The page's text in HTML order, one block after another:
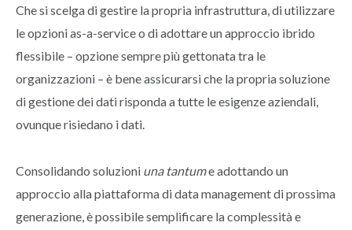
Che si scelga di gestire la propria infrastruttura, di utilizzare
le opzioni as-a-service o di adottare un approccio ibrido
flessibile – opzione sempre più gettonata tra le
organizzazioni – è bene assicurarsi che la propria soluzione
di gestione dei dati risponda a tutte le esigenze aziendali,
ovunque risiedano i dati.
Consolidando soluzioni una tantume adottando un
approccio alla piattaforma di data management di prossima
generazione, è possibile semplificare la complessità e